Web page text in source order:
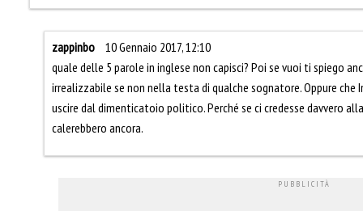
zappinbo
10 Gennaio 2017, 12:10
quale delle 5 parole in inglese non capisci? Poi se vuoi ti spiego
irrealizzabile se non nella testa di qualche sognatore. Oppure
uscire dal dimenticatoio politico. Perché se ci credesse davvero
calerebbero ancora.